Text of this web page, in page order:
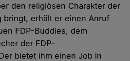
den religiösen Charakter der
bringt, erhält er einen Anruf
FDP-Buddies, dem
der FDP-
bietet ihm einen Job in